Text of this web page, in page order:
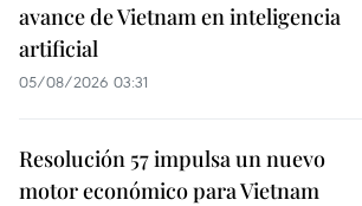
avance de Vietnam en inteligencia
artificial
05/08/2026 03:31
Resolución 57 impulsa un nuevo
motor económico para Vietnam